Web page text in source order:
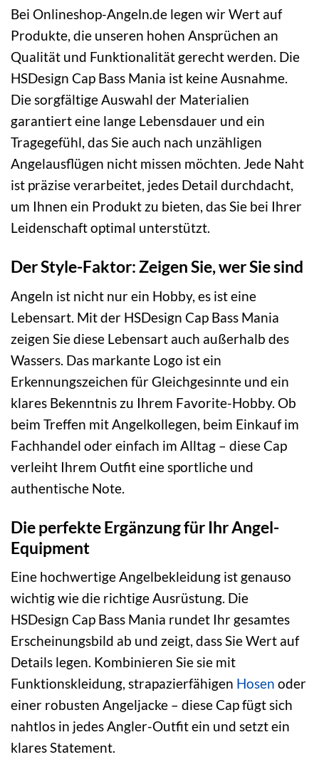
Bei Onlineshop-Angeln.de legen wir Wert auf
Produkte, die unseren hohen Ansprüchen an
Qualität und Funktionalität gerecht werden. Die
HSDesign Cap Bass Mania ist keine Ausnahme.
Die sorgfältige Auswahl der Materialien
garantiert eine lange Lebensdauer und ein
Tragegefühl, das Sie auch nach unzähligen
Angelausflügen nicht missen möchten. Jede Naht
ist präzise verarbeitet, jedes Detail durchdacht,
um Ihnen ein Produkt zu bieten, das Sie bei Ihrer
Leidenschaft optimal unterstützt.
Der Style-Faktor: Zeigen Sie, wer Sie sind
Angeln ist nicht nur ein Hobby, es ist eine
Lebensart. Mit der HSDesign Cap Bass Mania
zeigen Sie diese Lebensart auch außerhalb des
Wassers. Das markante Logo ist ein
Erkennungszeichen für Gleichgesinnte und ein
klares Bekenntnis zu Ihrem Favorite-Hobby. Ob
beim Treffen mit Angelkollegen, beim Einkauf im
Fachhandel oder einfach im Alltag – diese Cap
verleiht Ihrem Outfit eine sportliche und
authentische Note.
Die perfekte Ergänzung für Ihr Angel-
Equipment
Eine hochwertige Angelbekleidung ist genauso
wichtig wie die richtige Ausrüstung. Die
HSDesign Cap Bass Mania rundet Ihr gesamtes
Erscheinungsbild ab und zeigt, dass Sie Wert auf
Details legen. Kombinieren Sie sie mit
Funktionskleidung, strapazierfähigen Hosen oder
einer robusten Angeljacke – diese Cap fügt sich
nahtlos in jedes Angler-Outfit ein und setzt ein
klares Statement.